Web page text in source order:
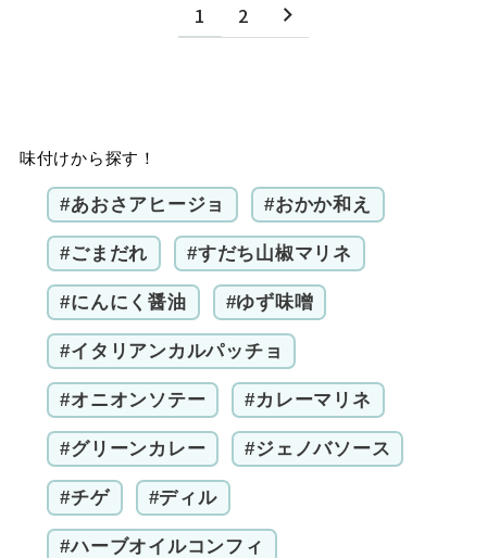
1 2
味付けから探す！
#あおさアヒージョ #おかか和え
#ごまだれ #すだち山椒マリネ
#にんにく醤油 #ゆず味噌
#イタリアンカルパッチョ
#オニオンソテー #カレーマリネ
#グリーンカレー #ジェノバソース
#チゲ #ディル
#ハーブオイルコンフィ